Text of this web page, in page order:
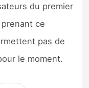
du premier
ce
pas de
le moment.